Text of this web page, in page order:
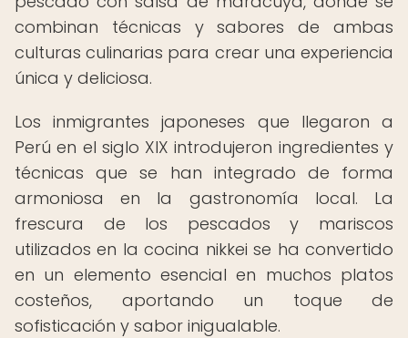
combinan técnicas y sabores de ambas
culturas culinarias para crear una experiencia
única y deliciosa.
Los inmigrantes japoneses que llegaron a
Perú en el siglo XIX introdujeron ingredientes y
técnicas que se han integrado de forma
armoniosa en la gastronomía local. La
frescura de los pescados y mariscos
utilizados en la cocina nikkei se ha convertido
en un elemento esencial en muchos platos
costeños, aportando un toque de
sofisticación y sabor inigualable.